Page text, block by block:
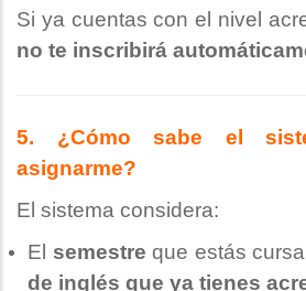
Si ya cuentas con el nivel
no te inscribirá
5. ¿Cómo sabe el
asignarme?
El sistema considera:
El semestre que estás
de inglés que ya tienes